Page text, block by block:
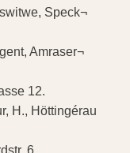
Speck¬
Amraser¬
12.
H., Höttingérau
6.